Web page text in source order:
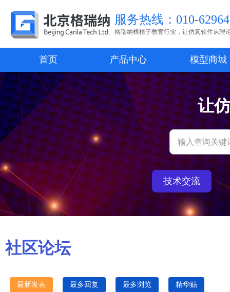
服务热线：010-
格瑞纳根植于教育行业，让仿真软件从理
首页 产品中心 模型商城
让
技术交流
社区论坛
最新发表 最多回复 最多浏览 精华贴